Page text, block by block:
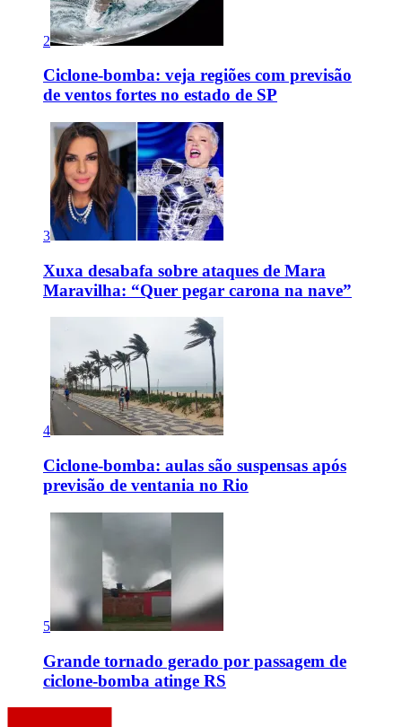
2
Ciclone-bomba: veja regiões com previsão
de ventos fortes no estado de SP
3
Xuxa desabafa sobre ataques de Mara
Maravilha: “Quer pegar carona na nave”
4
Ciclone-bomba: aulas são suspensas após
previsão de ventania no Rio
5
Grande tornado gerado por passagem de
ciclone-bomba atinge RS